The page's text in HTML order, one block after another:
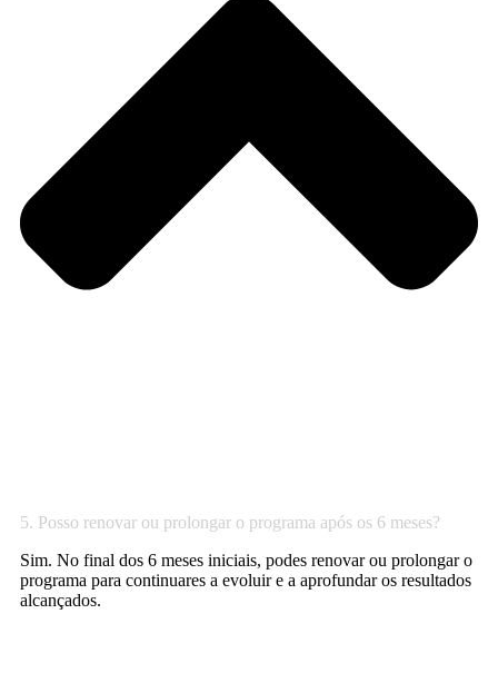
5. Posso renovar ou prolongar o programa após os 6 meses?
Sim. No final dos 6 meses iniciais, podes renovar ou prolongar o
programa para continuares a evoluir e a aprofundar os resultados
alcançados.